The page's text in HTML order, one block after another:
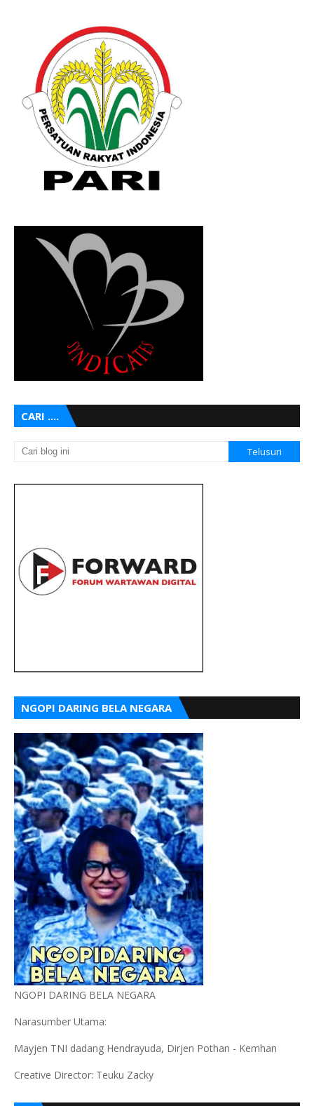
CARI ....
NGOPI DARING BELA NEGARA
NGOPI DARING BELA NEGARA
Narasumber Utama:
Mayjen TNI dadang Hendrayuda, Dirjen Pothan - Kemhan
Creative Director: Teuku Zacky